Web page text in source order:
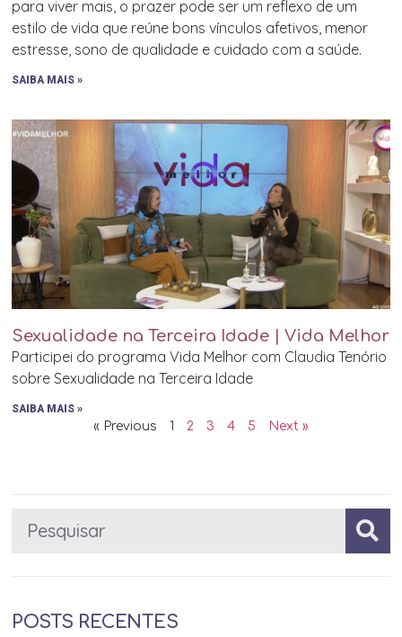
para viver mais, o prazer pode ser um reflexo de um
estilo de vida que reúne bons vínculos afetivos, menor
estresse, sono de qualidade e cuidado com a saúde.
SAIBA MAIS »
Sexualidade na Terceira Idade | Vida Melhor
Participei do programa Vida Melhor com Claudia Tenório
sobre Sexualidade na Terceira Idade
SAIBA MAIS »
« Previous 1 2 3 4 5 Next »
POSTS RECENTES